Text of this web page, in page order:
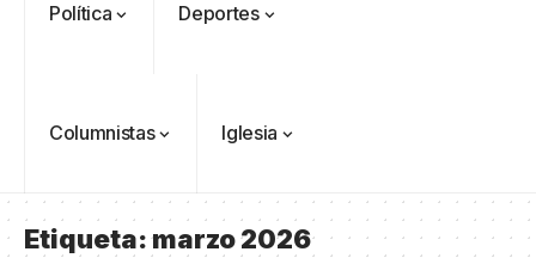
Política Deportes
Columnistas Iglesia
Etiqueta:marzo 2026